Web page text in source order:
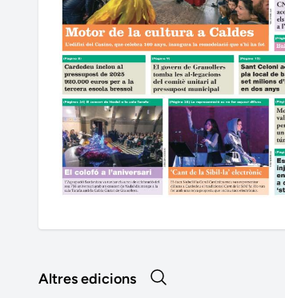
Altres edicions